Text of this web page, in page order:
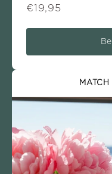
€19,95